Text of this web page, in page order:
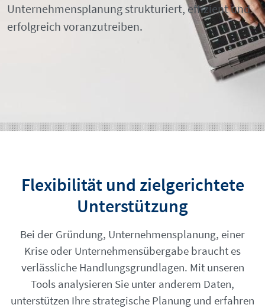
Unternehmensplanung strukturiert, effizient und
erfolgreich voranzutreiben.
Flexibilität und zielgerichtete
Unterstützung
Bei der Gründung, Unternehmensplanung, einer
Krise oder Unternehmensübergabe braucht es
verlässliche Handlungsgrundlagen. Mit unseren
Tools analysieren Sie unter anderem Daten,
unterstützen Ihre strategische Planung und erfahren